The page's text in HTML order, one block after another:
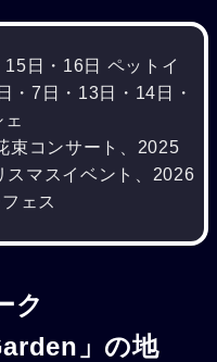
日・16日 ペットイ
・7日・13日・14日・
束コンサート、2025
スマスイベント、2026
ェス
ク
」の地